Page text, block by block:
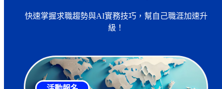
快速掌握求職趨勢與AI實務技巧，幫自己職涯加速升
級！